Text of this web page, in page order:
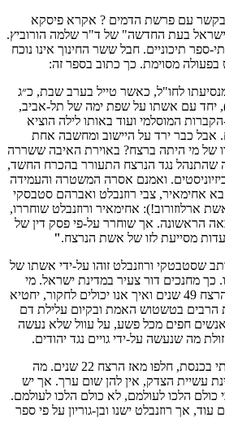
בקשר עם פרשת הדמים ? אקרא פיסקא
בעת החדשה" של ד"ר שלמה הורוביץ.
ספר תיכוניים. חבל ששר החינוך אינו נוכח
בפעולה מסוימת. כך כתוב בספר זה:
לחו"ל, כאשר טייל בערב שבת, כ״ג
תרצ״ג (16 ביוני 1933), יחד עם אשתו על שפת ימה של תל-אביב,
המוסלמי ועוד באותו לילה הוציא
רק בן 34 שנים. אבל כבר ירד על היישוב ומחשבה אחת
של מי היתה ברצח? באוירת האיבה ששררה
שהתנהל נגד הנרצח התעורר בהכרח החשד,
ואמנם אסרה המשטרה והעמידה
אחימאיר, צבי רוזנבלט ואברהם סטבסקי
ארלוזורוב!): אחימאיר ורוזנבלט שוחררו,
הראשונה. אך שוחרר על-פי פסק דין של
מסייעת לזו של אשת הנרצח."
שסטבטקי ורוזנבלט זוהו על-ידי אשתו של
כך מחנכים דור צעיר במדינת ישראל. מי
שיבוא בטענה, שחלפו מאז הרצח 49 שנים ואיך אנו יכולים לחקור, יחטיא
הרבים בטשטוש האמת ובקיום עלילת דם
אנשים חפים מכל פשע, על עוול שלא נעשה
מה שנעשה על-ידי גויים נגד יהודים.
כאשר אני העליתי את הצעתי בכנסת, חלפו מאז הרצח 22 שנים. מה
שנים, מבחינת עשיית הצדק, אין להן שום ערך. אך יש
כולם הלכו לעולמם, לא כולם הלכו לעולמם.
אך רוזנבלט ישנו ובן-גוריון על פי ספר